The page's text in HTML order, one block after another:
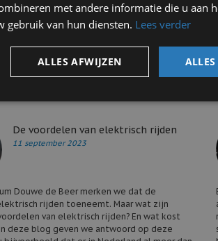
Naast gratis vervangend vervoer bieden wij ook
vragen over autoschade herstel en reparatie?
De voordelen van elektrisch rijden
11 september 2023
Douwe de Beer merken we dat de
rijden toeneemt. Maar wat zijn
van elektrisch rijden? En wat kost
deze blog geven we antwoord op deze
met andere informatie die u aan
gebruik van hun diensten. Lees verder
ALLES
ALLES AFWIJZEN